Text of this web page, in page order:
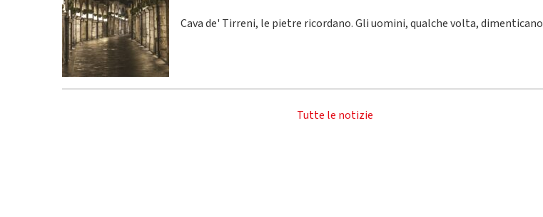
Cava de' Tirreni, le pietre ricordano. Gli uomini, qualche volta, dimenticano
Tutte le notizie